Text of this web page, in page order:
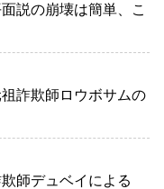
説の崩壊は簡単、こ
詐欺師ロウボサムの
師デュベイによる